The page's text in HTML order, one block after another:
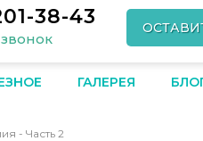
38-43
ГАЛЕРЕЯ
- Часть 2